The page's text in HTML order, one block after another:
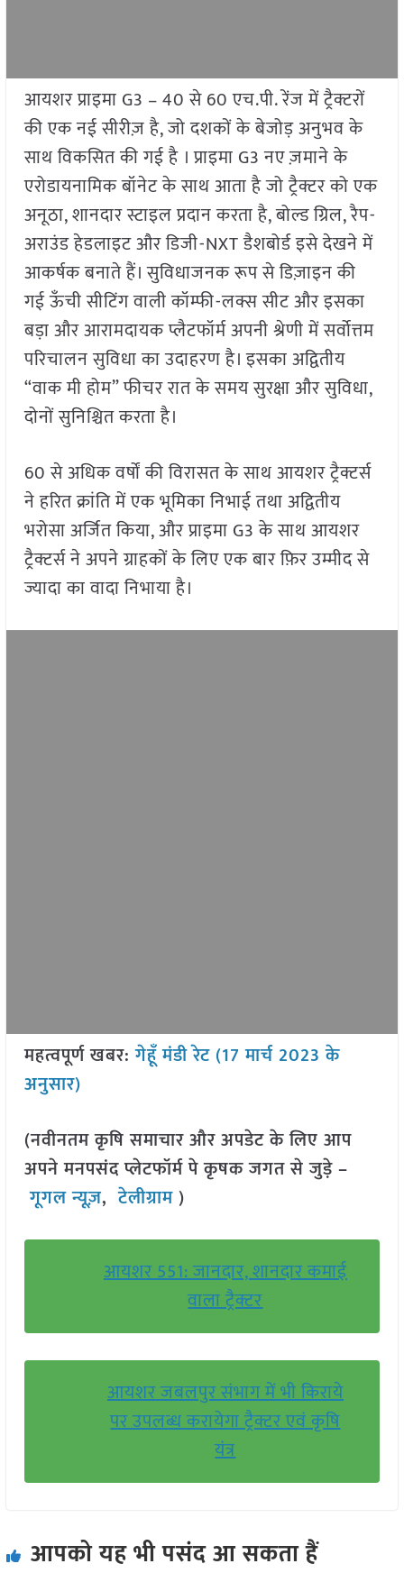
आयशर प्राइमा G3 – 40 से 60 एच.पी. रेंज में ट्रैक्टरों
की एक नई सीरीज़ है, जो दशकों के बेजोड़ अनुभव के
साथ विकसित की गई है । प्राइमा G3 नए ज़माने के
एरोडायनामिक बॉनेट के साथ आता है जो ट्रैक्टर को एक
अनूठा, शानदार स्टाइल प्रदान करता है, बोल्ड ग्रिल, रैप-
अराउंड हेडलाइट और डिजी-NXT डैशबोर्ड इसे देखने में
आकर्षक बनाते हैं। सुविधाजनक रूप से डिज़ाइन की
गई ऊँची सीटिंग वाली कॉम्फी-लक्स सीट और इसका
बड़ा और आरामदायक प्लैटफॉर्म अपनी श्रेणी में सर्वोत्तम
परिचालन सुविधा का उदाहरण है। इसका अद्वितीय
“वाक मी होम” फीचर रात के समय सुरक्षा और सुविधा,
दोनों सुनिश्चित करता है।
60 से अधिक वर्षों की विरासत के साथ आयशर ट्रैक्टर्स
ने हरित क्रांति में एक भूमिका निभाई तथा अद्वितीय
भरोसा अर्जित किया, और प्राइमा G3 के साथ आयशर
ट्रैक्टर्स ने अपने ग्राहकों के लिए एक बार फ़िर उम्मीद से
ज्यादा का वादा निभाया है।
महत्वपूर्ण खबर:गेहूँ मंडी रेट (17 मार्च 2023 के
अनुसार)
(नवीनतम कृषि समाचार और अपडेट के लिए आप
अपने मनपसंद प्लेटफॉर्म पे कृषक जगत से जुड़े –
गूगल न्यूज़,टेलीग्राम )
आयशर 551: जानदार, शानदार कमाई
वाला ट्रैक्टर
आयशर जबलपुर संभाग में भी किराये
पर उपलब्ध करायेगा ट्रैक्टर एवं कृषि
यंत्र
आपको यह भी पसंद आ सकता हैं